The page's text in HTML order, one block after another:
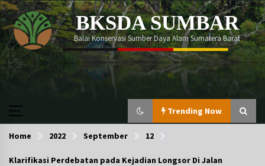
Skip
to
content
BKSDA SUMBAR
Balai Konservasi Sumber Daya Alam Sumatera Barat
Trending Now
Trending Now
Home 2022 September 12
Klarifikasi Perdebatan pada Kejadian Longsor Di Jalan